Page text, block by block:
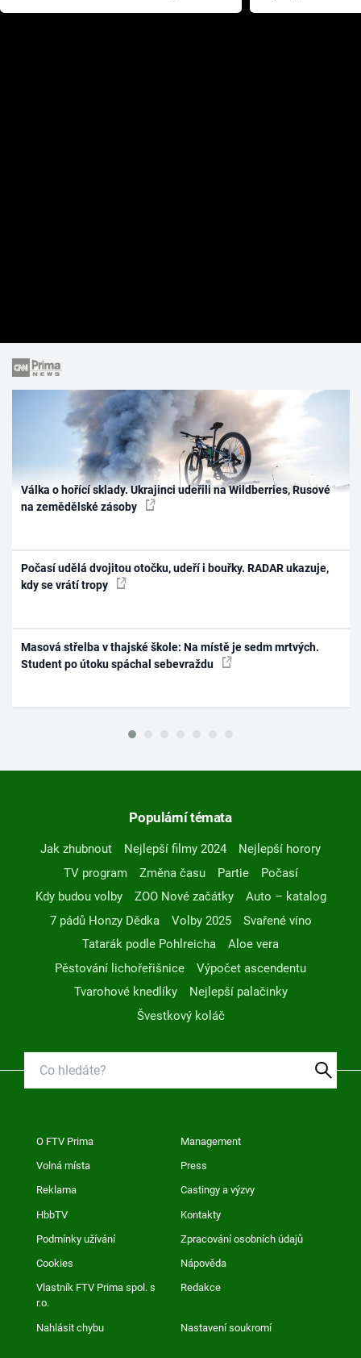
Pottera přišla s ráznou
přichází s
Válka o hořící sklady. Ukrajinci udeřili na Wildberries, Rusové
na zemědělské zásoby
Počasí udělá dvojitou otočku, udeří i bouřky. RADAR ukazuje,
kdy se vrátí tropy
Masová střelba v thajské škole: Na místě je sedm mrtvých.
Student po útoku spáchal sebevraždu
Populární témata
Jak zhubnout Nejlepší filmy 2024
Nejlepší horory
TV program
Změna času Partie
Počasí
Kdy budou volby
ZOO Nové začátky
Auto – katalog
7 pádů Honzy Dědka
Volby 2025
Svařené víno
Tatarák podle Pohlreicha
Aloe vera
Pěstování lichořeřišnice
Výpočet ascendentu
Tvarohové knedlíky
Nejlepší palačinky
Švestkový koláč
O FTV Prima Management
Volná místa Press
Reklama Castingy a výzvy
HbbTV Kontakty
Podmínky užívání Zpracování osobních údajů
Cookies Nápověda
Vlastník FTV Prima spol. s
r.o.
Redakce
Nahlásit chybu Nastavení soukromí